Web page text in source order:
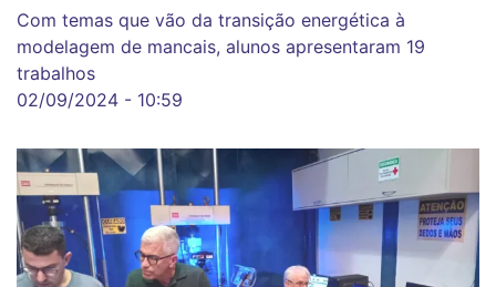
Com temas que vão da transição energética à
modelagem de mancais, alunos apresentaram 19
trabalhos
02/09/2024 - 10:59